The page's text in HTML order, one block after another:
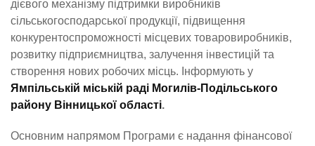
дієвого механізму підтримки виробників
сільськогосподарської продукції, підвищення
конкурентоспроможності місцевих товаровиробників,
розвитку підприємництва, залучення інвестицій та
створення нових робочих місць. Інформують у
Ямпільській міській раді Могилів-Подільського
району Вінницької області.
Основним напрямом Програми є надання фінансової